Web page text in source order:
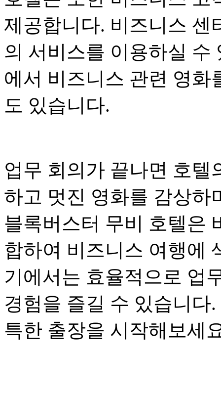
제공합니다. 비즈니스 센
의 서비스를 이용하실 수
에서 비즈니스 관련 영화
도 있습니다.
업무 회의가 끝나면 호텔
하고 멋진 영화를 감상하
블록버스터 무비 호텔은
합하여 비즈니스 여행에
기에서는 효율적으로 업
경험을 즐길 수 있습니다
특한 출장을 시작해보세